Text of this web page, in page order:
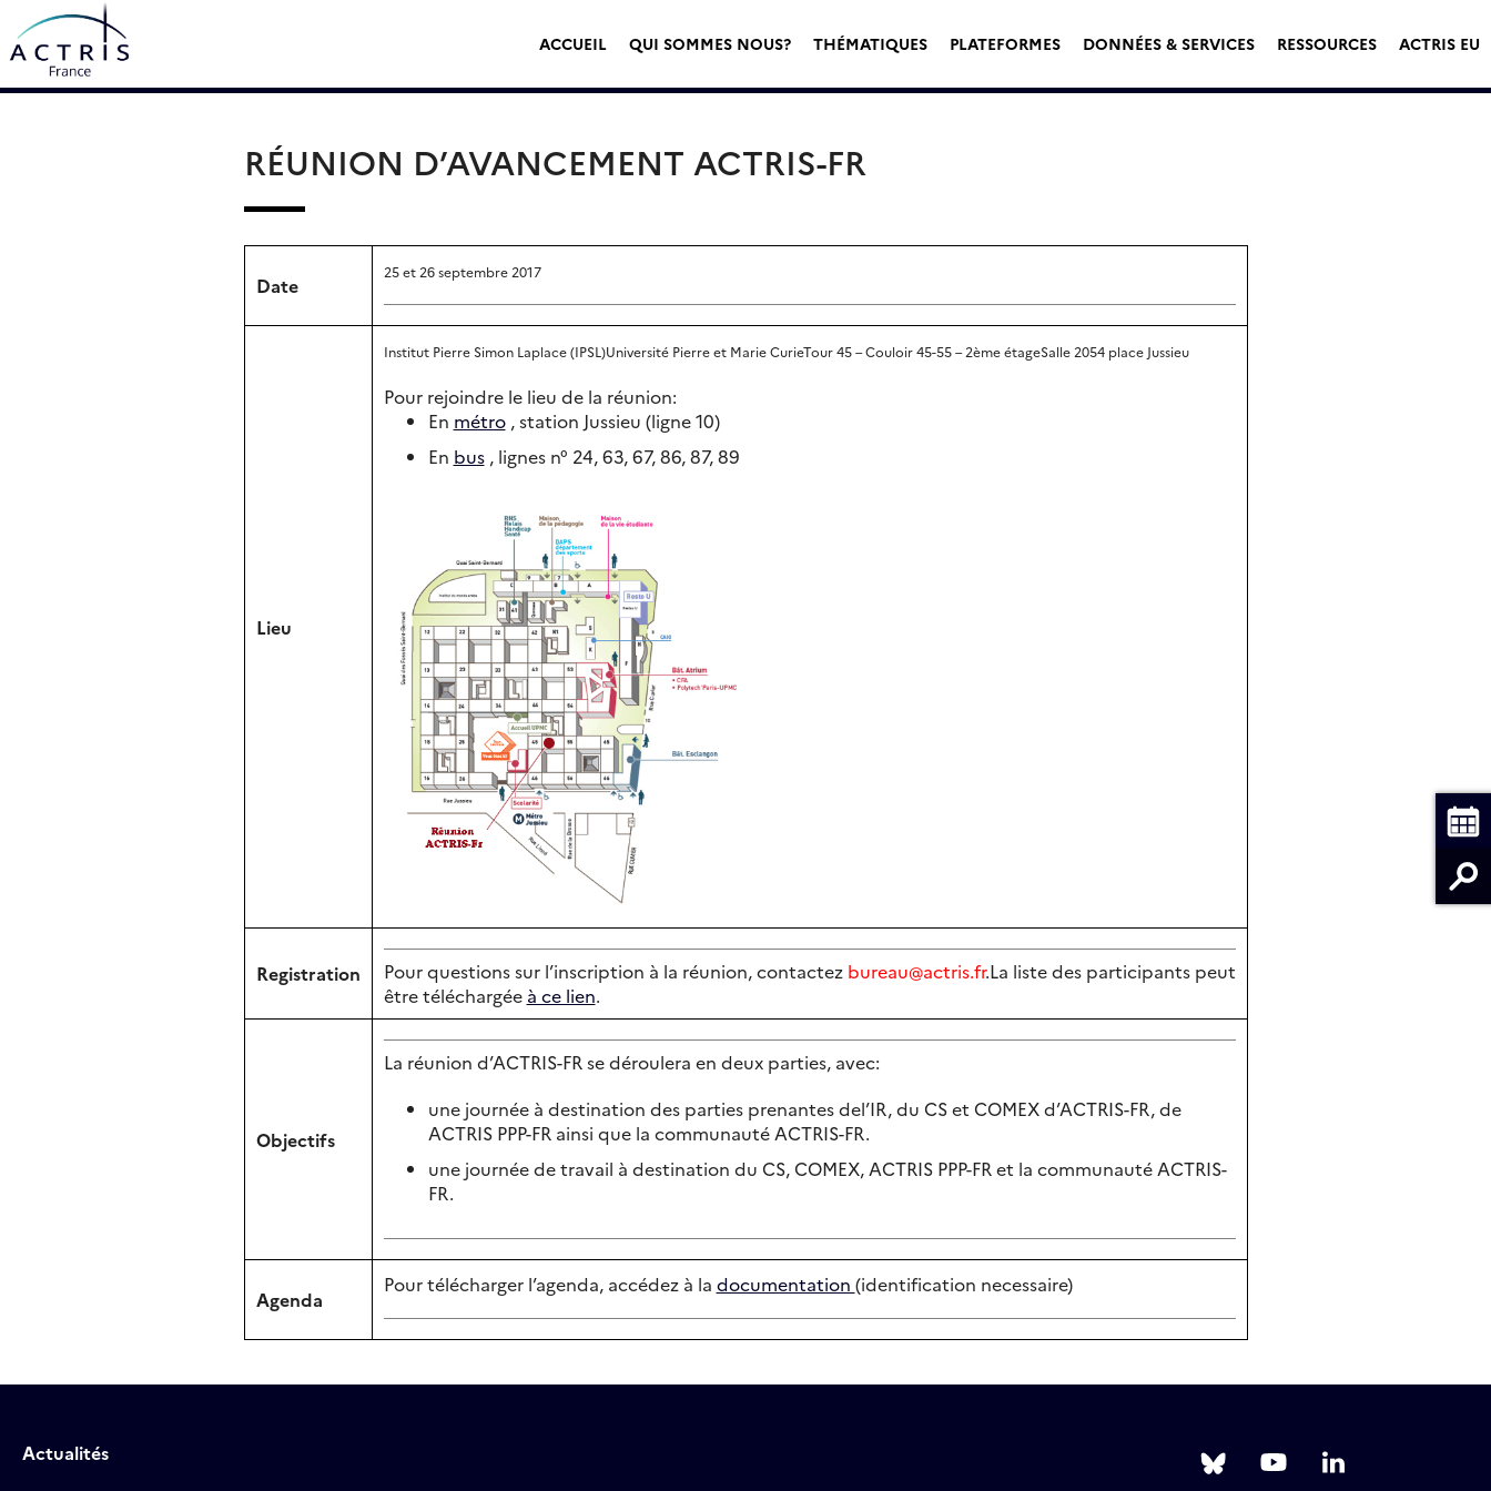
to
content
ACCUEIL QUI SOMMES NOUS? THÉMATIQUES PLATEFORMES DONNÉES & SERVICES RESSOURCES ACTRIS EU
RÉUNION D’AVANCEMENT ACTRIS-FR
Date
25 et 26 septembre 2017
Lieu
Institut Pierre Simon Laplace (IPSL)Université Pierre et Marie CurieTour 45 – Couloir 45-55 – 2ème étageSalle 2054 place Jussieu
Pour rejoindre le lieu de la réunion:
En métro, station Jussieu (ligne 10)
En bus, lignes n° 24, 63, 67, 86, 87, 89
Registration Pour questions sur l’inscription à la réunion, contactez bureau@actris.fr.La liste des participants peut
être téléchargée à ce lien.
Objectifs
La réunion d’ACTRIS-FR se déroulera en deux parties, avec:
une journée à destination des parties prenantes del’IR, du CS et COMEX d’ACTRIS-FR, de
ACTRIS PPP-FR ainsi que la communauté ACTRIS-FR.
une journée de travail à destination du CS, COMEX, ACTRIS PPP-FR et la communauté ACTRIS-
FR.
Agenda
Pour télécharger l’agenda, accédez à la documentation (identification necessaire)
Actualités Follow